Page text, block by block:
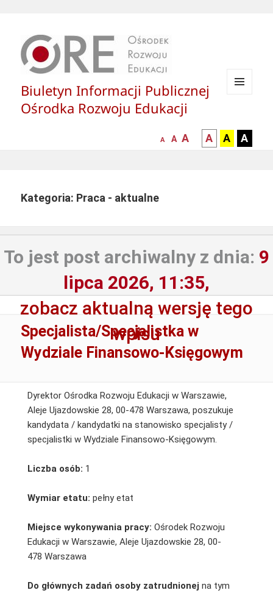
Biuletyn Informacji Publicznej
Ośrodka Rozwoju Edukacji
mniejsza
A
normalna
A
większa-
czcionka
A
kontrast
czarny
A
kontrast
czarny
A
żółty
A
Kategoria: Praca - aktualne
To jest post archiwalny z dnia: 9
lipca 2026, 11:35,
zobacz aktualną wersję tego
wpisu
Specjalista/Specjalistka w
Wydziale Finansowo-Księgowym
Dyrektor Ośrodka Rozwoju Edukacji w Warszawie,
Aleje Ujazdowskie 28, 00-478 Warszawa, poszukuje
kandydata / kandydatki na stanowisko specjalisty /
specjalistki w Wydziale Finansowo-Księgowym.
Liczba osób: 1
Wymiar etatu: pełny etat
Miejsce wykonywania pracy: Ośrodek Rozwoju
Edukacji w Warszawie, Aleje Ujazdowskie 28, 00-
478 Warszawa
Do głównych zadań osoby zatrudnionej na tym